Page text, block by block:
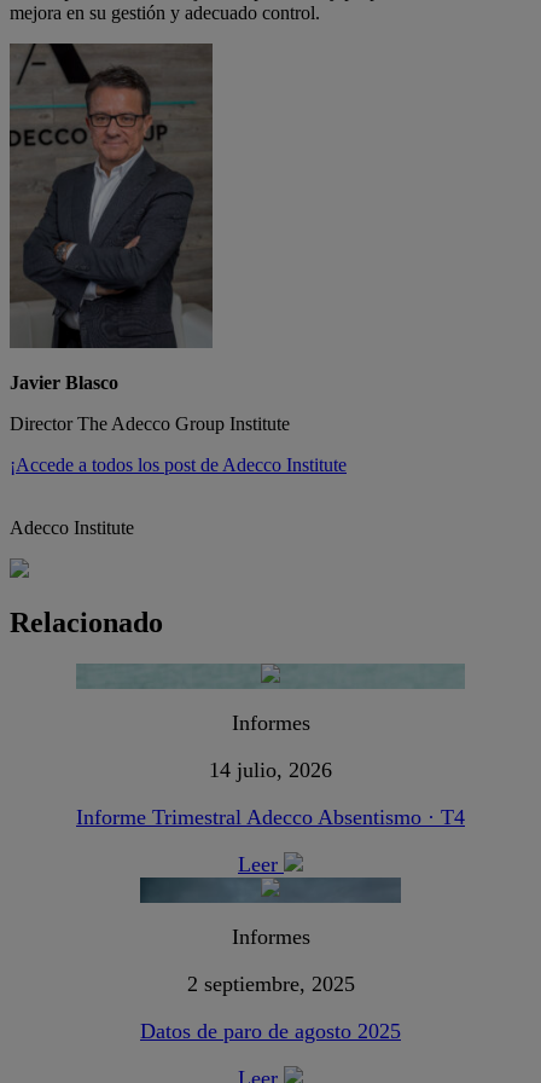
mejora en su gestión y adecuado control.
Javier Blasco
Director The Adecco Group Institute
¡Accede a todos los post de Adecco Institute
Adecco Institute
Relacionado
Informes
14 julio, 2026
Informe Trimestral Adecco Absentismo · T4
Leer
Informes
2 septiembre, 2025
Datos de paro de agosto 2025
Leer